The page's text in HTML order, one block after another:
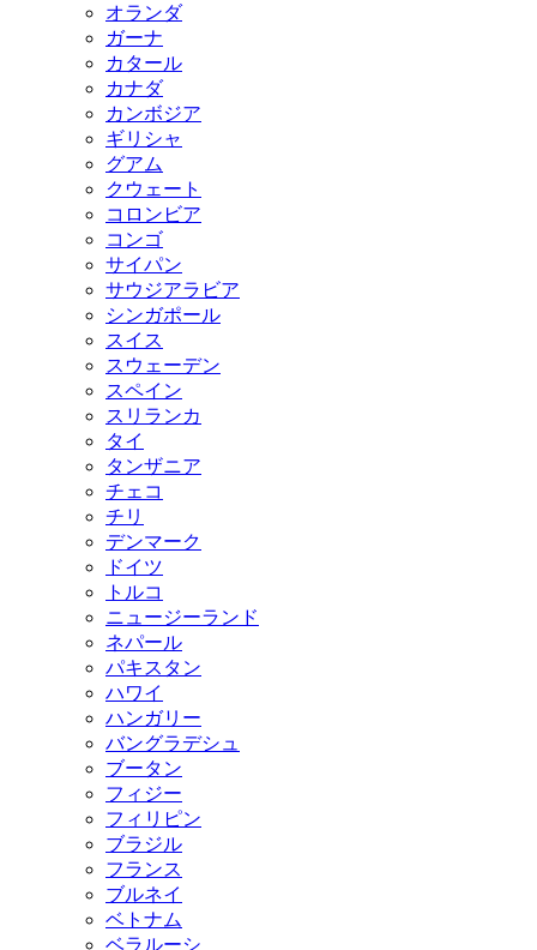
オランダ
ガーナ
カタール
カナダ
カンボジア
ギリシャ
グアム
クウェート
コロンビア
コンゴ
サイパン
サウジアラビア
シンガポール
スイス
スウェーデン
スペイン
スリランカ
タイ
タンザニア
チェコ
チリ
デンマーク
ドイツ
トルコ
ニュージーランド
ネパール
パキスタン
ハワイ
ハンガリー
バングラデシュ
ブータン
フィジー
フィリピン
ブラジル
フランス
ブルネイ
ベトナム
ベラルーシ